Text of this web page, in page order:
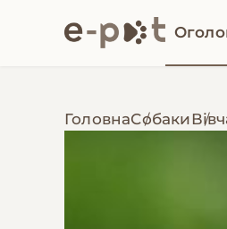
ГоловнаСобаки